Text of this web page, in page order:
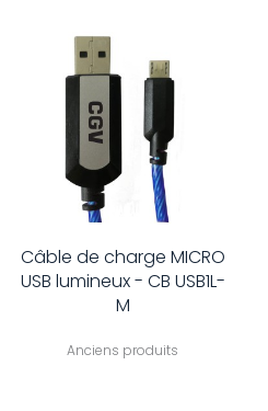
Câble de charge MICRO
USB lumineux - CB USB1L-
M
Anciens produits